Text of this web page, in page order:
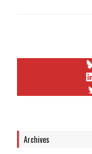
Archives